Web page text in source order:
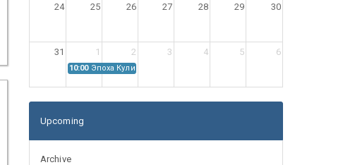
24 25 26 27 28 29 30
31 1 2 3 4 5 6
10:00 Эпоха Куликовской битвы: Проблемы источниковедения
Upcoming
Archive